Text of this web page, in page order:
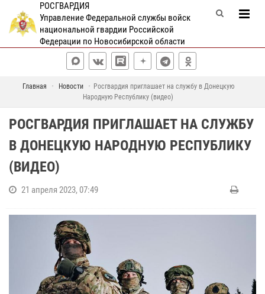
РОСГВАРДИЯ
Управление Федеральной службы войск
национальной гвардии Российской
Федерации по Новосибирской области
Главная Новости
Росгвардия приглашает на службу в Донецкую
Народную Республику (видео)
РОСГВАРДИЯ ПРИГЛАШАЕТ НА СЛУЖБУ
В ДОНЕЦКУЮ НАРОДНУЮ РЕСПУБЛИКУ
(ВИДЕО)
21 апреля 2023, 07:49